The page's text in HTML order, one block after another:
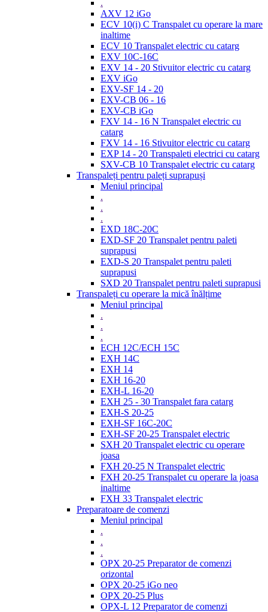
.
AXV 12 iGo
ECV 10(i) C Transpalet cu operare la mare
inaltime
ECV 10 Transpalet electric cu catarg
EXV 10C-16C
EXV 14 - 20 Stivuitor electric cu catarg
EXV iGo
EXV-SF 14 - 20
EXV-CB 06 - 16
EXV-CB iGo
FXV 14 - 16 N Transpalet electric cu
catarg
FXV 14 - 16 Stivuitor electric cu catarg
EXP 14 - 20 Transpaleti electrici cu catarg
SXV-CB 10 Transpalet electric cu catarg
Transpaleți pentru paleți suprapuși
Meniul principal
.
.
.
EXD 18C-20C
EXD-SF 20 Transpalet pentru paleti
suprapusi
EXD-S 20 Transpalet pentru paleti
suprapusi
SXD 20 Transpalet pentru paleti suprapusi
Transpaleți cu operare la mică înălțime
Meniul principal
.
.
.
ECH 12C/ECH 15C
EXH 14C
EXH 14
EXH 16-20
EXH-L 16-20
EXH 25 - 30 Transpalet fara catarg
EXH-S 20-25
EXH-SF 16C-20C
EXH-SF 20-25 Transpalet electric
SXH 20 Transpalet electric cu operare
joasa
FXH 20-25 N Transpalet electric
FXH 20-25 Transpalet cu operare la joasa
inaltime
FXH 33 Transpalet electric
Preparatoare de comenzi
Meniul principal
.
.
.
OPX 20-25 Preparator de comenzi
orizontal
OPX 20-25 iGo neo
OPX 20-25 Plus
OPX-L 12 Preparator de comenzi